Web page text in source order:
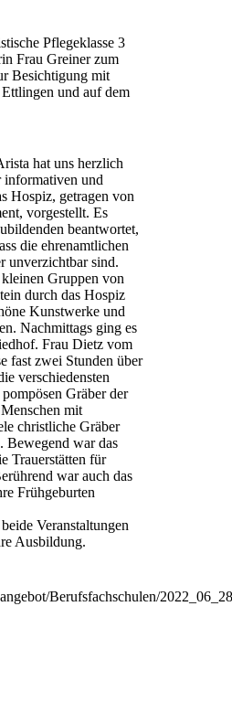
Pflegeklasse 3
Frau Greiner zum
Besichtigung mit
und auf dem
hat uns herzlich
informativen und
Hospiz, getragen von
vorgestellt. Es
beantwortet,
die ehrenamtlichen
unverzichtbar sind.
Gruppen von
durch das Hospiz
Kunstwerke und
Nachmittags ging es
Frau Dietz vom
fast zwei Stunden über
verschiedensten
Gräber der
mit
christliche Gräber
Bewegend war das
Trauerstätten für
war auch das
Frühgeburten
Veranstaltungen
Ausbildung.
Berufsfachschulen/